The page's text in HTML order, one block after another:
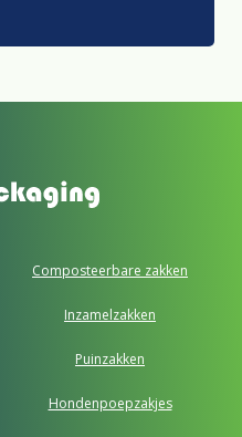
Composteerbare zakken
Inzamelzakken
Puinzakken
Hondenpoepzakjes